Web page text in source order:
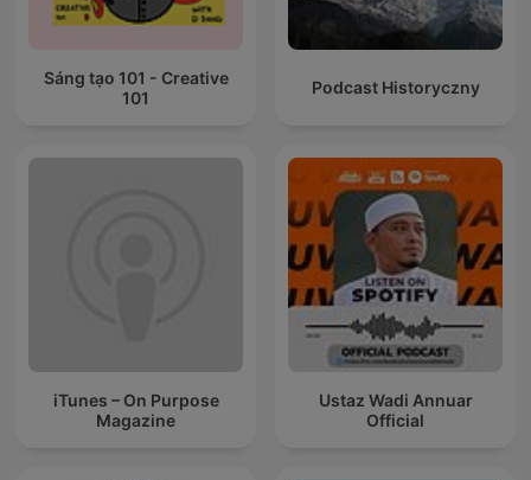
Sáng tạo 101 - Creative
101
Podcast Historyczny
iTunes – On Purpose
Magazine
Ustaz Wadi Annuar
Official